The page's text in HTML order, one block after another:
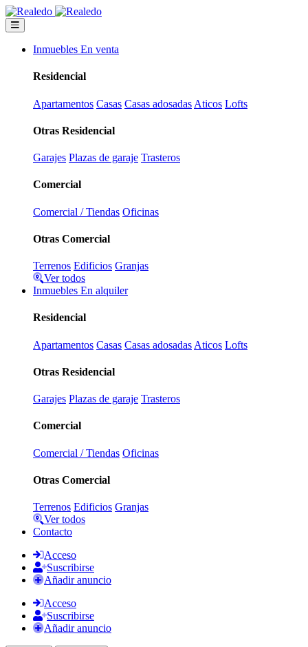
Inmuebles En venta
Residencial
Apartamentos Casas Casas adosadas Aticos Lofts
Otras Residencial
Garajes Plazas de garaje Trasteros
Comercial
Comercial / Tiendas Oficinas
Otras Comercial
Terrenos Edificios Granjas
Ver todos
Inmuebles En alquiler
Residencial
Apartamentos Casas Casas adosadas Aticos Lofts
Otras Residencial
Garajes Plazas de garaje Trasteros
Comercial
Comercial / Tiendas Oficinas
Otras Comercial
Terrenos Edificios Granjas
Ver todos
Contacto
Acceso
Suscribirse
Añadir anuncio
Acceso
Suscribirse
Añadir anuncio